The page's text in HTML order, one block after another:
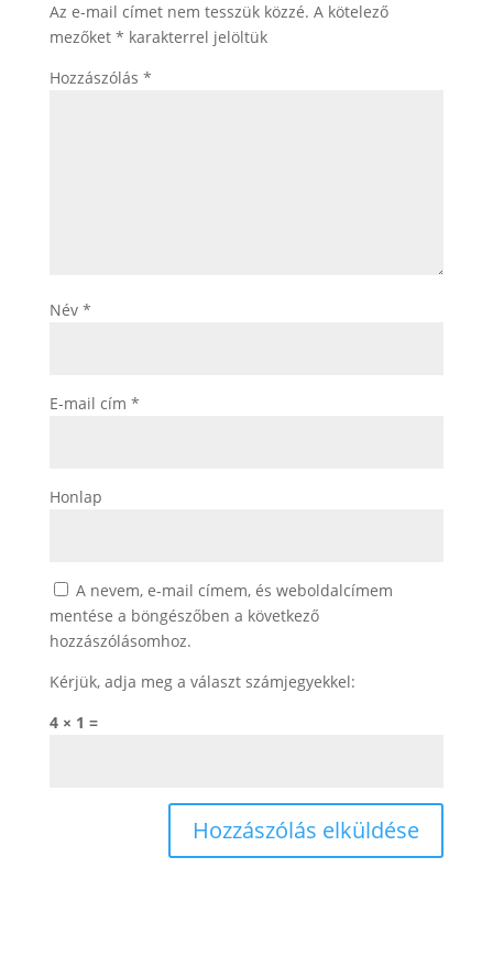
Az e-mail címet nem tesszük közzé. A kötelező
mezőket * karakterrel jelöltük
Hozzászólás *
Név *
E-mail cím *
Honlap
A nevem, e-mail címem, és weboldalcímem
mentése a böngészőben a következő
hozzászólásomhoz.
Kérjük, adja meg a választ számjegyekkel:
4 × 1 =